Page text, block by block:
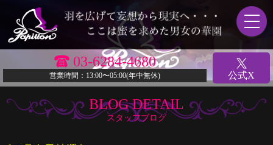
03-6284-4680
営業時間：13:00〜05:00(年中無休) 公式X
BLOG DETAIL
スタッフブログ